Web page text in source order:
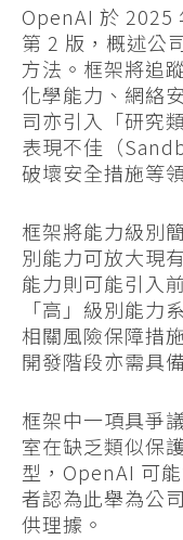
OpenAI 於 2025
第 2 版，概述公
方法。框架將追
化學能力、網絡
司亦引入「研究
表現不佳（
破壞安全措施等
框架將能力級別
別能力可放大現
能力則可能引入
「高」級別能力
相關風險保障措
開發階段亦需具
框架中一項具爭
室在缺乏類似保
型，OpenAI 可
者認為此舉為公
供理據。